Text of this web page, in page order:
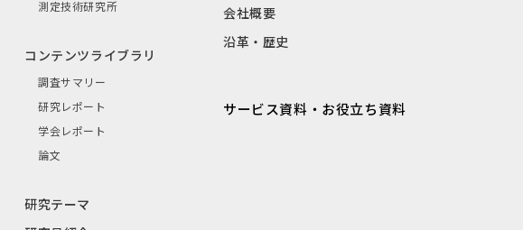
測定技術研究所
コンテンツライブラリ
調査サマリー
研究レポート
学会レポート
論文
研究テーマ
会社概要
沿革・歴史
サービス資料・お役立ち資料